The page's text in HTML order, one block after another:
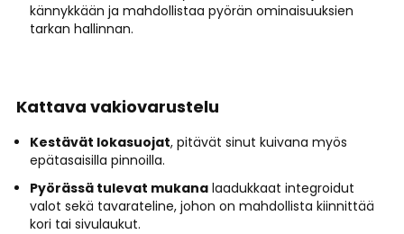
kännykkään ja mahdollistaa pyörän ominaisuuksien
tarkan hallinnan.
Kattava vakiovarustelu
Kestävät lokasuojat, pitävät sinut kuivana myös
epätasaisilla pinnoilla.
Pyörässä tulevat mukana laadukkaat integroidut
valot sekä tavarateline, johon on mahdollista kiinnittää
kori tai sivulaukut.